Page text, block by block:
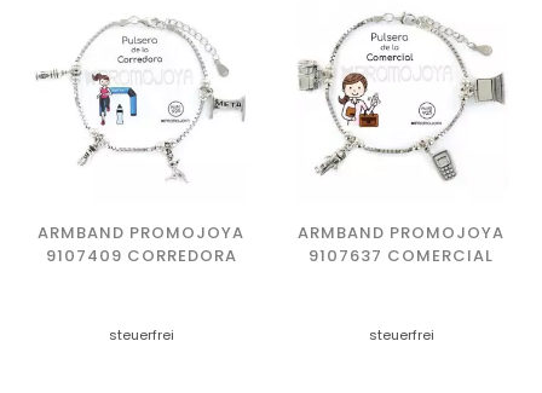
ARMBAND PROMOJOYA
9107409 CORREDORA
steuerfrei
ARMBAND PROMOJOYA
9107637 COMERCIAL
steuerfrei